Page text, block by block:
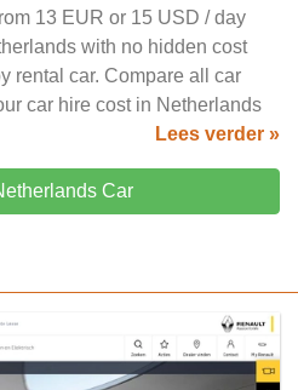
13 EUR or 15 USD / day
with no hidden cost
rental car. Compare all car
car hire cost in Netherlands
Lees verder »
Car